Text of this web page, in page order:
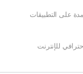
على التطبيقات
للإنترنت